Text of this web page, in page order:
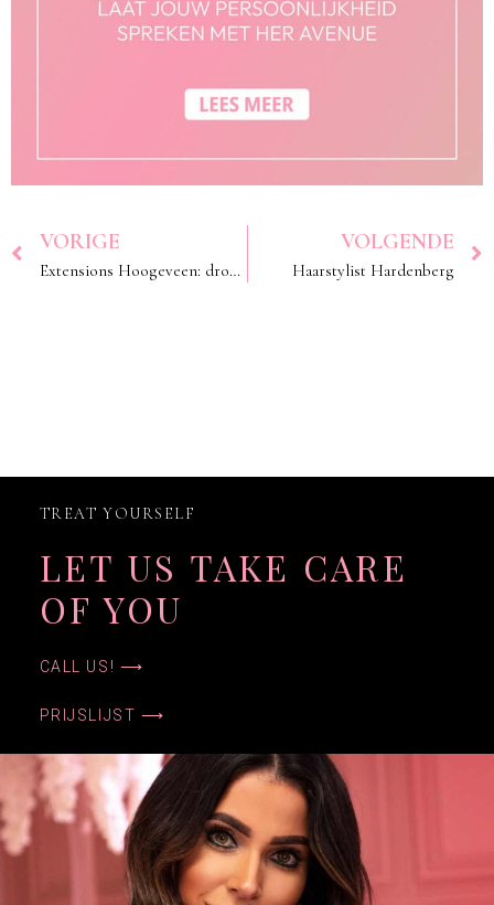
VORIGE
Extensions Hoogeveen: droomhaar begint bij Her Avenue
VOLGENDE
Haarstylist Hardenberg
TREAT YOURSELF
LET US TAKE CARE
OF YOU
CALL US! ⟶
PRIJSLIJST ⟶